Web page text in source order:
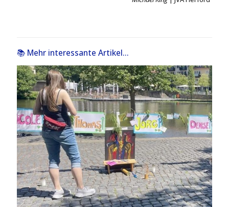
📚 Mehr interessante Artikel...